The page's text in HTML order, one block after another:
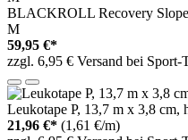
BLACKROLL Recovery
M
59,95 €*
zzgl. 6,95 € Versand bei Sport-
Leukotape P, 13,7 m x 3,8 cm,
21,96 €* (1,61 €/m)